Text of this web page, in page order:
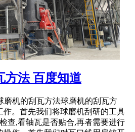
方法 百度知道
磨机的刮瓦方法球磨机的刮瓦方
作。首先我们将球磨机刮研的工具
查,看轴瓦是否贴合,再者需要进行